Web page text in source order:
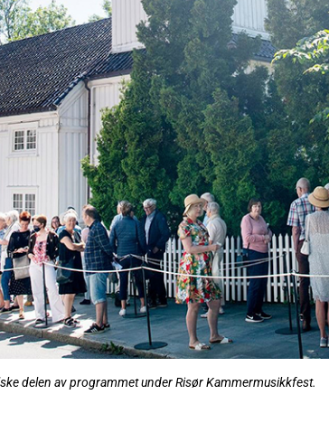
delen av programmet under Risør Kammermusikkfest.